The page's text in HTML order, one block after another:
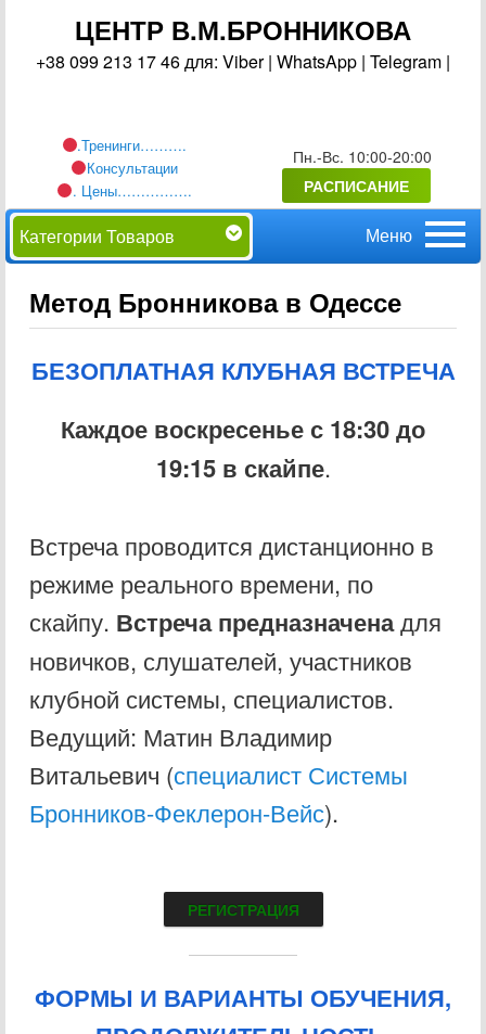
ЦЕНТР В.М.БРОННИКОВА
+38 099 213 17 46 для: Viber | WhatsApp | Telegram |
.Тренинги……….
Консультации
. Цены…………….
Пн.-Вс. 10:00-20:00
РАСПИСАНИЕ
Категории Товаров
Главное
меню
Перейти
основному
содержимому
Метод Бронникова в Одессе
БЕЗОПЛАТНАЯ КЛУБНАЯ ВСТРЕЧА
Каждое воскресенье с 18:30 до
19:15 в скайпе.
Встреча проводится дистанционно в
режиме реального времени, по
скайпу. Встреча предназначенадля
новичков, слушателей, участников
клубной системы, специалистов.
Ведущий: Матин Владимир
Витальевич (специалист Системы
Бронников-Феклерон-Вейс).
РЕГИСТРАЦИЯ
ФОРМЫ И ВАРИАНТЫ ОБУЧЕНИЯ,